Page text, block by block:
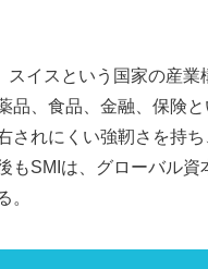
イスという国家の産
品、食品、金融、保険
されにくい強靭さを持
SMIは、グローバル資
。